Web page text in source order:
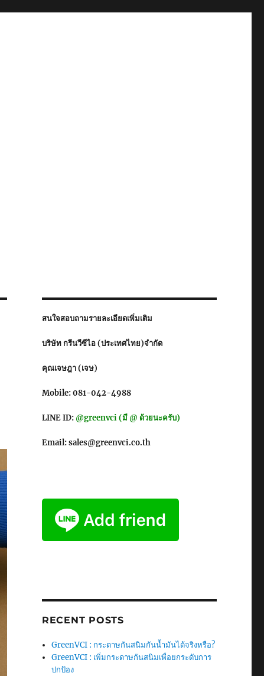
สนใจสอบถามรายละเอียดเพิ่มเติม
บริษัท กรีนวีซีไอ (ประเทศไทย)จำกัด
คุณเจษฎา (เจษ)
Mobile: 081-042-4988
LINE ID: @greenvci (มี @ ด้วยนะครับ)
Email: sales@greenvci.co.th
RECENT POSTS
GreenVCI : กระดาษกันสนิมกันน้ำมันได้จริงหรือ?
GreenVCI : เพิ่มกระดาษกันสนิมเพื่อยกระดับการ
ปกป้อง